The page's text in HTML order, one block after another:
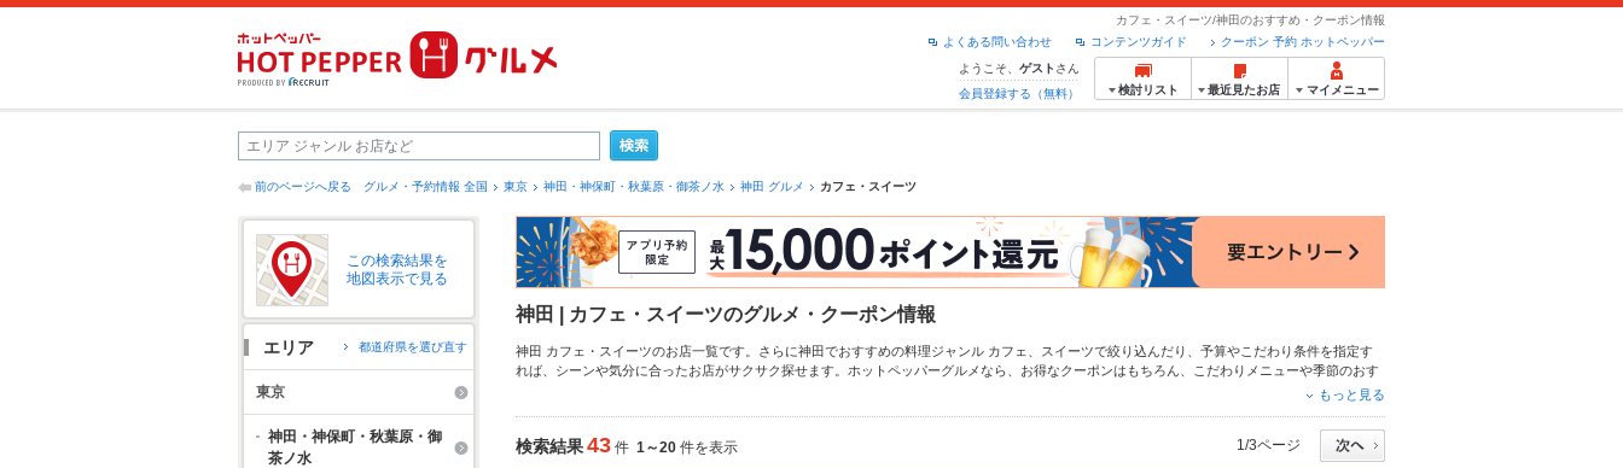
カフェ・スイーツ/神田のおすすめ・クーポン情報
クーポン 予約 ホットペッパー
コンテンツガイド
よくある問い合わせ
ようこそ、 ゲスト さん
会員登録する（無料）
検討リスト 最近見たお店 マイメニュー
前のページへ戻る グルメ・予約情報 全国 東京 神田・神保町・秋葉原・御茶ノ水 神田 グルメ カフェ・スイーツ
この検索結果を
地図表示で見る
エリア 都道府県を選び直す
東京
神田・神保町・秋葉原・御
茶ノ水
神田 | カフェ・スイーツのグルメ・クーポン情報
神田 カフェ・スイーツのお店一覧です。さらに神田でおすすめの料理ジャンル カフェ スイーツで絞り込んだり、予算やこだわり条件を指定す
れば、シーンや気分に合ったお店がサクサク探せます。ホットペッパーグルメなら、お得なクーポンはもちろん、こだわりメニューや季節のおす
すめ料理など、お店の最新情報をご紹介しているので安心！24時間使える簡単便利なネット予約が使えるお店も拡大中です。友達どうしの飲み会
もっと見る
検索結果43 件 1～20 件を表示 1/3ページ